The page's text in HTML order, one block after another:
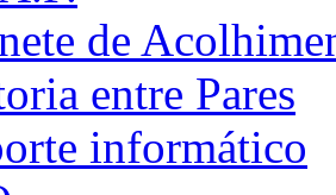
de
entre Pares
informático